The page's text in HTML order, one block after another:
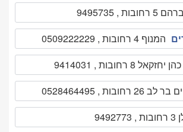
, 9495735
המנוף 4 רחובות , 0509222229
כהן יחזקאל 8 רחובות , 9414031
לב 26 רחובות , 0528464495